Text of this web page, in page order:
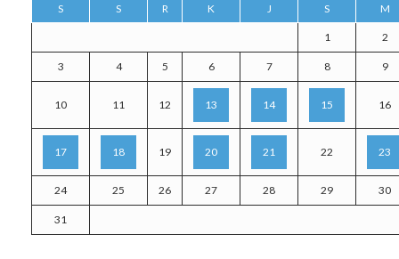
S S R K J S M
1 2
3 4 5 6 7 8 9
10 11 12 13 14 15 16
17 18 19 20 21 22 23
24 25 26 27 28 29 30
31